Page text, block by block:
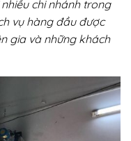
chi nhánh trong
vụ hàng đầu được
gia và những khách